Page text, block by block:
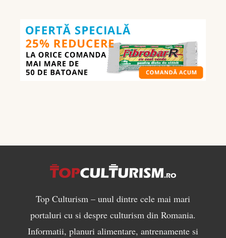
mănânci
pentru
masă
musculară
Top Culturism – unul dintre cele mai mari
portaluri cu si despre culturism din Romania.
Informatii, planuri alimentare, antrenamente si